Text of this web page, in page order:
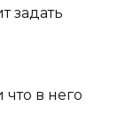
задать
в него